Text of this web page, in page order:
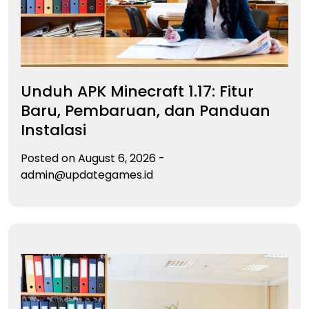
Unduh APK Minecraft 1.17: Fitur
Baru, Pembaruan, dan Panduan
Instalasi
Posted onAugust 6, 2026 -
admin@updategames.id